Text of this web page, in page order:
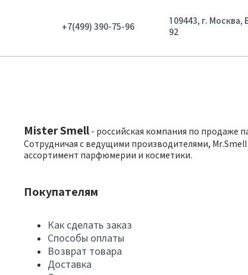
+7(499) 390-75-96
109443, г. Москва,
92
Mister Smell - российская компания по продаже
Сотрудничая с ведущими производителями,
ассортимент парфюмерии и косметики.
Покупателям
Как сделать заказ
Способы оплаты
Возврат товара
Доставка